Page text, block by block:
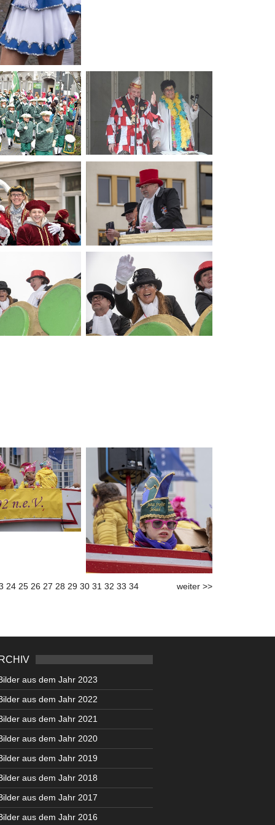
24 25 26 27 28 29 30 31 32 33 34 weiter >>
aus dem Jahr 2023
aus dem Jahr 2022
aus dem Jahr 2021
aus dem Jahr 2020
aus dem Jahr 2019
aus dem Jahr 2018
aus dem Jahr 2017
aus dem Jahr 2016